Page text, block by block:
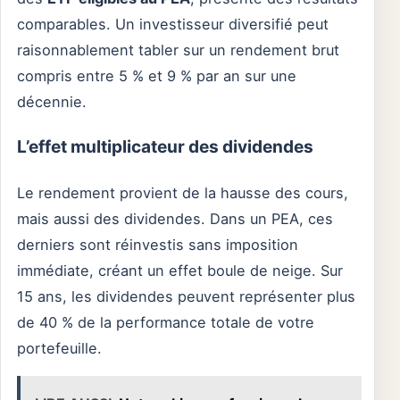
comparables. Un investisseur diversifié peut
raisonnablement tabler sur un rendement brut
compris entre 5 % et 9 % par an sur une
décennie.
L’effet multiplicateur des dividendes
Le rendement provient de la hausse des cours,
mais aussi des dividendes. Dans un PEA, ces
derniers sont réinvestis sans imposition
immédiate, créant un effet boule de neige. Sur
15 ans, les dividendes peuvent représenter plus
de 40 % de la performance totale de votre
portefeuille.